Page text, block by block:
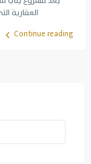
العقارية
Continue reading